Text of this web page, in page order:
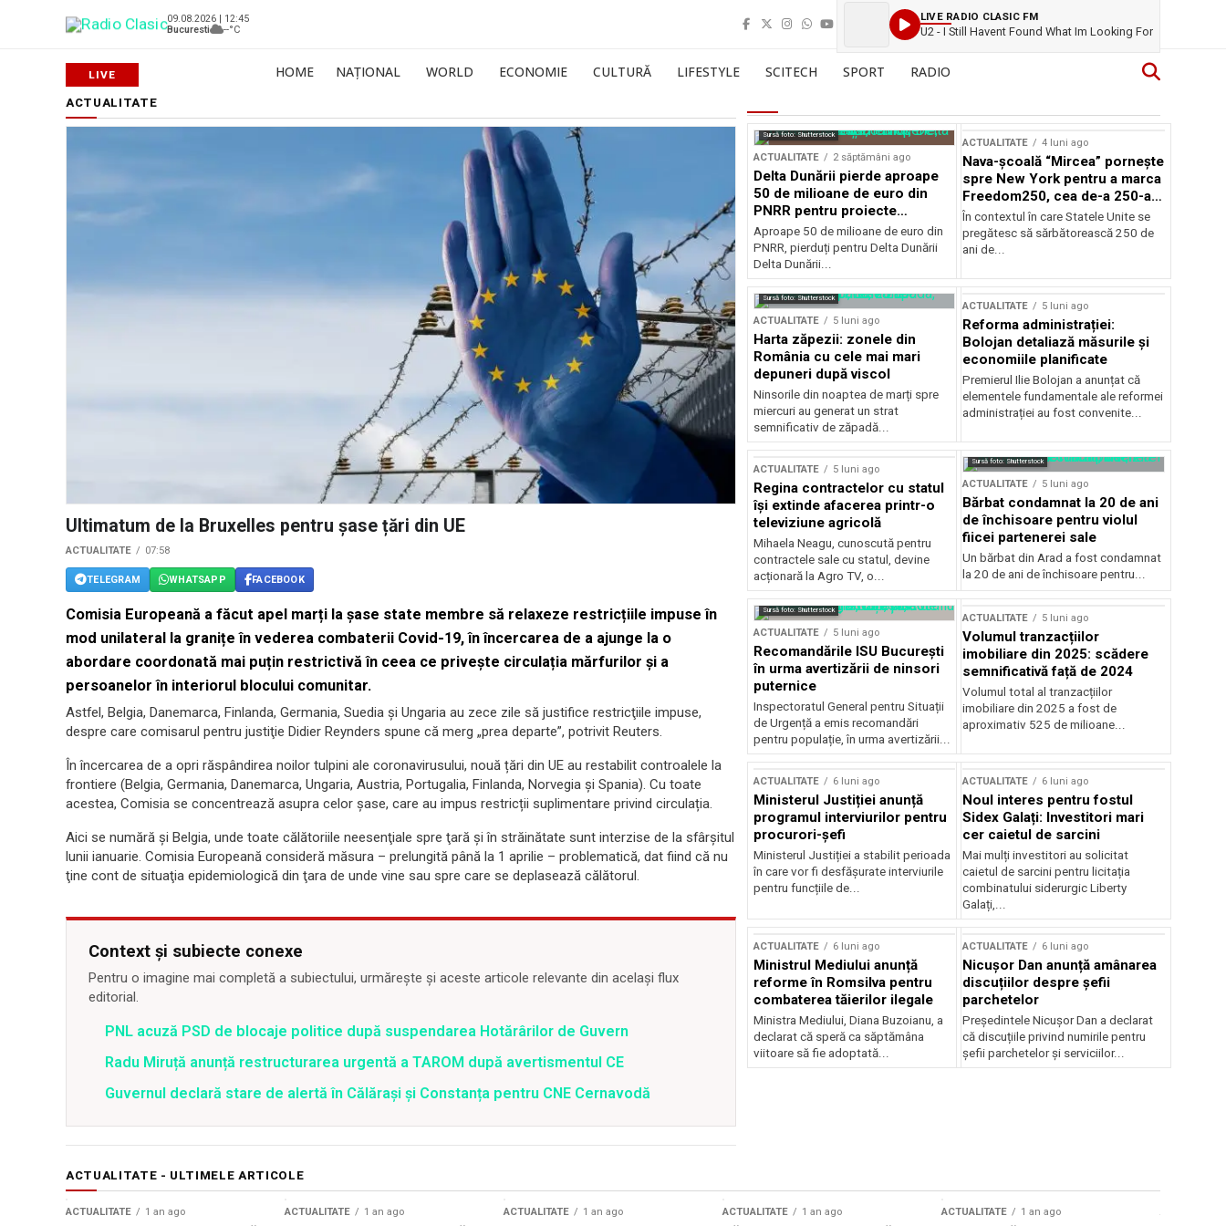
09.08.2026 | 12:45
Bucuresti
--°C
LIVE RADIO CLASIC FM
U2 - I Still Havent Found What Im Looking For
HOME NAȚIONAL WORLD ECONOMIE CULTURĂ LIFESTYLE SCITECH SPORT RADIO
ACTUALITATE
Ultimatum de la Bruxelles pentru șase țări din UE
ACTUALITATE 07:58
TELEGRAM WHATSAPP FACEBOOK
Comisia Europeană a făcut apel marți la șase state membre să relaxeze restricțiile impuse în
mod unilateral la granițe în vederea combaterii Covid-19, în încercarea de a ajunge la o
abordare coordonată mai puțin restrictivă în ceea ce privește circulația mărfurilor și a
persoanelor în interiorul blocului comunitar.
Astfel, Belgia, Danemarca, Finlanda, Germania, Suedia şi Ungaria au zece zile să justifice restricţiile impuse,
despre care comisarul pentru justiţie Didier Reynders spune că merg „prea departe”, potrivit Reuters.
În încercarea de a opri răspândirea noilor tulpini ale coronavirusului, nouă țări din UE au restabilit controalele la
frontiere (Belgia, Germania, Danemarca, Ungaria, Austria, Portugalia, Finlanda, Norvegia şi Spania). Cu toate
acestea, Comisia se concentrează asupra celor șase, care au impus restricții suplimentare privind circulația.
Aici se numără și Belgia, unde toate călătoriile neesenţiale spre ţară şi în străinătate sunt interzise de la sfârşitul
lunii ianuarie. Comisia Europeană consideră măsura – prelungită până la 1 aprilie – problematică, dat fiind că nu
ţine cont de situaţia epidemiologică din ţara de unde vine sau spre care se deplasează călătorul.
Context și subiecte conexe
Pentru o imagine mai completă a subiectului, urmărește și aceste articole relevante din același flux
editorial.
PNL acuză PSD de blocaje politice după suspendarea Hotărârilor de Guvern
Radu Miruță anunță restructurarea urgentă a TAROM după avertismentul CE
Guvernul declară stare de alertă în Călărași și Constanța pentru CNE Cernavodă
Sursă foto: Shutterstock
ACTUALITATE 2 săptămâni ago
Delta Dunării pierde aproape
50 de milioane de euro din
PNRR pentru proiecte
esențiale
Aproape 50 de milioane de euro din
PNRR, pierduți pentru Delta Dunării
Delta Dunării...
ACTUALITATE 4 luni ago
Nava-școală “Mircea” pornește
spre New York pentru a marca
Freedom250, cea de-a 250-a
aniversare a Statelor Unite
În contextul în care Statele Unite se
pregătesc să sărbătorească 250 de
ani de...
Sursă foto: Shutterstock
ACTUALITATE 5 luni ago
Harta zăpezii: zonele din
România cu cele mai mari
depuneri după viscol
Ninsorile din noaptea de marți spre
miercuri au generat un strat
semnificativ de zăpadă...
ACTUALITATE 5 luni ago
Reforma administrației:
Bolojan detaliază măsurile și
economiile planificate
Premierul Ilie Bolojan a anunțat că
elementele fundamentale ale reformei
administrației au fost convenite...
ACTUALITATE 5 luni ago
Regina contractelor cu statul
își extinde afacerea printr-o
televiziune agricolă
Mihaela Neagu, cunoscută pentru
contractele sale cu statul, devine
acționară la Agro TV, o...
Sursă foto: Shutterstock
ACTUALITATE 5 luni ago
Bărbat condamnat la 20 de ani
de închisoare pentru violul
fiicei partenerei sale
Un bărbat din Arad a fost condamnat
la 20 de ani de închisoare pentru...
Sursă foto: Shutterstock
ACTUALITATE 5 luni ago
Recomandările ISU București
în urma avertizării de ninsori
puternice
Inspectoratul General pentru Situații
de Urgență a emis recomandări
pentru populație, în urma avertizării...
ACTUALITATE 5 luni ago
Volumul tranzacțiilor
imobiliare din 2025: scădere
semnificativă față de 2024
Volumul total al tranzacțiilor
imobiliare din 2025 a fost de
aproximativ 525 de milioane...
ACTUALITATE 6 luni ago
Ministerul Justiției anunță
programul interviurilor pentru
procurori-șefi
Ministerul Justiției a stabilit perioada
în care vor fi desfășurate interviurile
pentru funcțiile de...
ACTUALITATE 6 luni ago
Noul interes pentru fostul
Sidex Galați: Investitori mari
cer caietul de sarcini
Mai mulți investitori au solicitat
caietul de sarcini pentru licitația
combinatului siderurgic Liberty
Galați,...
ACTUALITATE 6 luni ago
Ministrul Mediului anunță
reforme în Romsilva pentru
combaterea tăierilor ilegale
Ministra Mediului, Diana Buzoianu, a
declarat că speră ca săptămâna
viitoare să fie adoptată...
ACTUALITATE 6 luni ago
Nicușor Dan anunță amânarea
discuțiilor despre șefii
parchetelor
Președintele Nicușor Dan a declarat
că discuțiile privind numirile pentru
șefii parchetelor și serviciilor...
ACTUALITATE - ULTIMELE ARTICOLE
ACTUALITATE 1 an ago ACTUALITATE 1 an ago ACTUALITATE 1 an ago ACTUALITATE 1 an ago ACTUALITATE 1 an ago